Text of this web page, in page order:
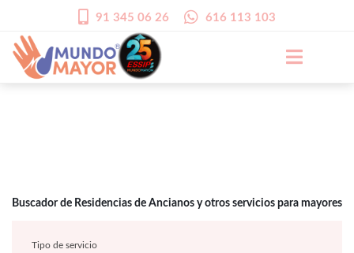
91 345 06 26 616 113 103
Buscador de Residencias de Ancianos y otros servicios para mayores
Tipo de servicio